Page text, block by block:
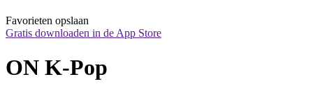
Favorieten opslaan
Gratis downloaden in de App Store
ON K-Pop